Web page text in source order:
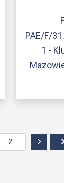
PAE/F/
1 -
strony
do poprzedniej